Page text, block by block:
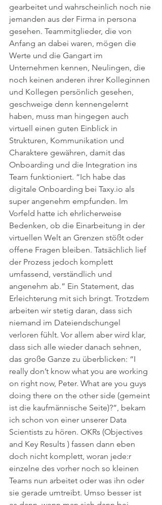
gearbeitet und wahrscheinlich noch nie
jemanden aus der Firma in persona
gesehen. Teammitglieder, die von
Anfang an dabei waren, mögen die
Werte und die Gangart im
Unternehmen kennen, Neulingen, die
noch keinen anderen ihrer Kolleginnen
und Kollegen persönlich gesehen,
geschweige denn kennengelernt
haben, muss man hingegen auch
virtuell einen guten Einblick in
Strukturen, Kommunikation und
Charaktere gewähren, damit das
Onboarding und die Integration ins
Team funktioniert. “Ich habe das
digitale Onboarding bei Taxy.io als
super angenehm empfunden. Im
Vorfeld hatte ich ehrlicherweise
Bedenken, ob die Einarbeitung in der
virtuellen Welt an Grenzen stößt oder
offene Fragen bleiben. Tatsächlich lief
der Prozess jedoch komplett
umfassend, verständlich und
angenehm ab.” Ein Statement, das
Erleichterung mit sich bringt. Trotzdem
arbeiten wir stetig daran, dass sich
niemand im Dateiendschungel
verloren fühlt. Vor allem aber wird klar,
dass sich alle wieder danach sehnen,
das große Ganze zu überblicken: “I
really don’t know what you are working
on right now, Peter. What are you guys
doing there on the other side (gemeint
ist die kaufmännische Seite)?”, bekam
ich schon von einer unserer Data
Scientists zu hören. OKRs (Objectives
and Key Results ) fassen dann eben
doch nicht komplett, woran jede:r
einzelne des vorher noch so kleinen
Teams nun arbeitet oder was ihn oder
sie gerade umtreibt. Umso besser ist